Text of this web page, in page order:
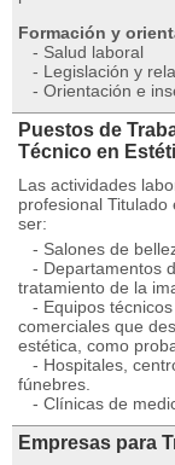
Formación y
- Salud laboral
- Legislación y
- Orientación e
Puestos de
Técnico en
Las actividades
profesional Titulado
ser:
- Salones de
- Departamentos
tratamiento de la
- Equipos
comerciales que
estética, como
- Hospitales,
fúnebres.
- Clínicas de
Empresas para